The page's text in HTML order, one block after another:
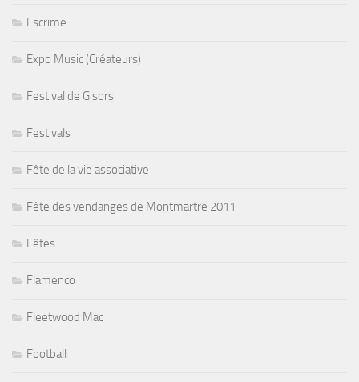
Escrime
Expo Music (Créateurs)
Festival de Gisors
Festivals
Fête de la vie associative
Fête des vendanges de Montmartre 2011
Fêtes
Flamenco
Fleetwood Mac
Football